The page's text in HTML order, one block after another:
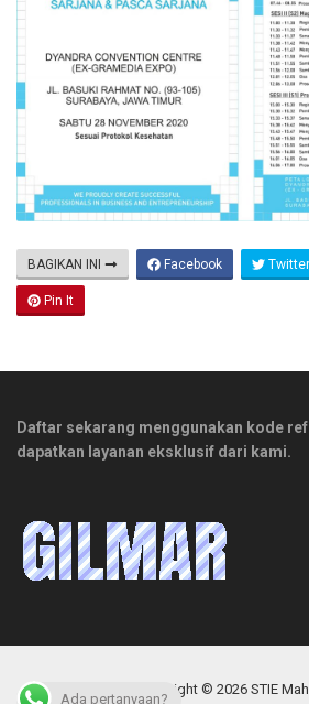
BAGIKAN INI Facebook Twitter
Pin It
Daftar sekarang menggunakan kode
dapatkan layanan eksklusif dari kami.
Copyright © 2026 STIE
Ada pertanyaan?